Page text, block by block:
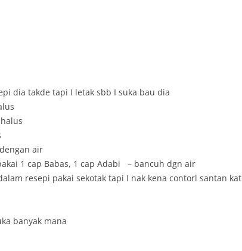
dia takde tapi I letak sbb I suka bau dia
air
1 cap Babas, 1 cap Adabi – bancuh dgn air
resepi pakai sekotak tapi I nak kena contorl santan kat
banyak mana